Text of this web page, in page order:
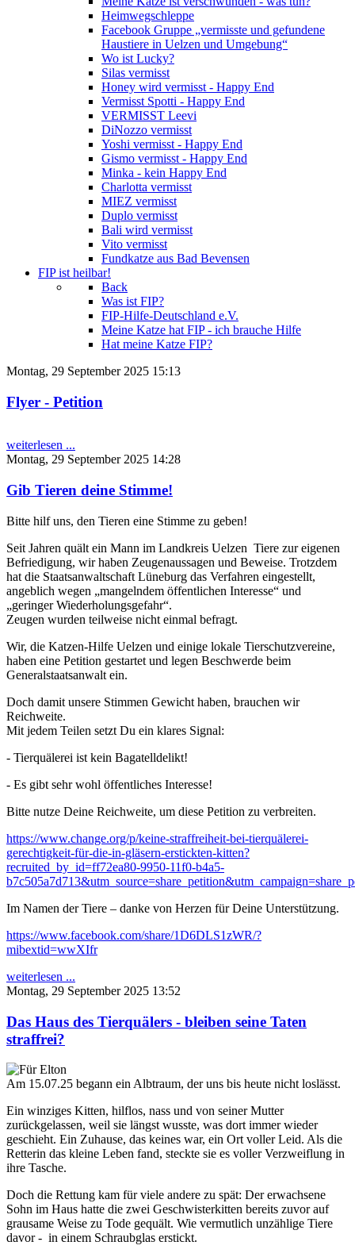
Heimwegschleppe
Facebook Gruppe „vermisste und gefundene
Haustiere in Uelzen und Umgebung“
Wo ist Lucky?
Silas vermisst
Honey wird vermisst - Happy End
Vermisst Spotti - Happy End
VERMISST Leevi
DiNozzo vermisst
Yoshi vermisst - Happy End
Gismo vermisst - Happy End
Minka - kein Happy End
Charlotta vermisst
MIEZ vermisst
Duplo vermisst
Bali wird vermisst
Vito vermisst
Fundkatze aus Bad Bevensen
FIP ist heilbar!
Back
Was ist FIP?
FIP-Hilfe-Deutschland e.V.
Meine Katze hat FIP - ich brauche Hilfe
Hat meine Katze FIP?
Montag, 29 September 2025 15:13
Flyer - Petition
weiterlesen ...
Montag, 29 September 2025 14:28
Gib Tieren deine Stimme!
Bitte hilf uns, den Tieren eine Stimme zu geben!
Seit Jahren quält ein Mann im Landkreis Uelzen Tiere zur eigenen
Befriedigung, wir haben Zeugenaussagen und Beweise. Trotzdem
hat die Staatsanwaltschaft Lüneburg das Verfahren eingestellt,
angeblich wegen „mangelndem öffentlichen Interesse“ und
„geringer Wiederholungsgefahr“.
Zeugen wurden teilweise nicht einmal befragt.
Wir, die Katzen-Hilfe Uelzen und einige lokale Tierschutzvereine,
haben eine Petition gestartet und legen Beschwerde beim
Generalstaatsanwalt ein.
Doch damit unsere Stimmen Gewicht haben, brauchen wir
Reichweite.
Mit jedem Teilen setzt Du ein klares Signal:
- Tierquälerei ist kein Bagatelldelikt!
- Es gibt sehr wohl öffentliches Interesse!
Bitte nutze Deine Reichweite, um diese Petition zu verbreiten.
https://www.change.org/p/keine-straffreiheit-bei-tierquälerei-
gerechtigkeit-für-die-in-gläsern-erstickten-kitten?
recruited_by_id=ff72ea80-9950-11f0-b4a5-
Im Namen der Tiere – danke von Herzen für Deine Unterstützung.
https://www.facebook.com/share/1D6DLS1zWR/?
mibextid=wwXIfr
weiterlesen ...
Montag, 29 September 2025 13:52
Das Haus des Tierquälers - bleiben seine Taten
straffrei?
Am 15.07.25 begann ein Albtraum, der uns bis heute nicht loslässt.
Ein winziges Kitten, hilflos, nass und von seiner Mutter
zurückgelassen, weil sie längst wusste, was dort immer wieder
geschieht. Ein Zuhause, das keines war, ein Ort voller Leid. Als die
Retterin das kleine Leben fand, steckte sie es voller Verzweiflung in
ihre Tasche.
Doch die Rettung kam für viele andere zu spät: Der erwachsene
Sohn im Haus hatte die zwei Geschwisterkitten bereits zuvor auf
grausame Weise zu Tode gequält. Wie vermutlich unzählige Tiere
davor - in einem Schraubglas erstickt.